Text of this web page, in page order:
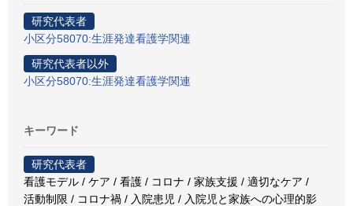
研究代表者
小区分58070:生涯発達看護学関連
研究代表者以外
小区分58070:生涯発達看護学関連
キーワード
研究代表者
看護モデル / ケア / 看護 / コロナ / 家族支援 / 適切なケア /
活動制限 / コロナ禍 / 入院患児 / 入院児と家族への心理的影